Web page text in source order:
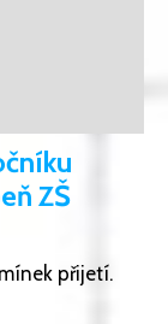
ZŠ
přijetí.